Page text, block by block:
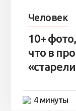
Человек
10+
что в
4 минуты